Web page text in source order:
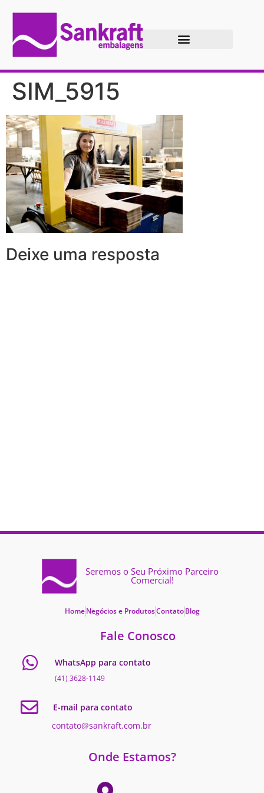
SIM_5915
Deixe uma resposta
Seremos o Seu Próximo Parceiro
Comercial!
Home Negócios e ProdutosContato Blog
Fale Conosco
WhatsApp para contato
(41) 3628-1149
E-mail para contato
contato@sankraft.com.br
Onde Estamos?